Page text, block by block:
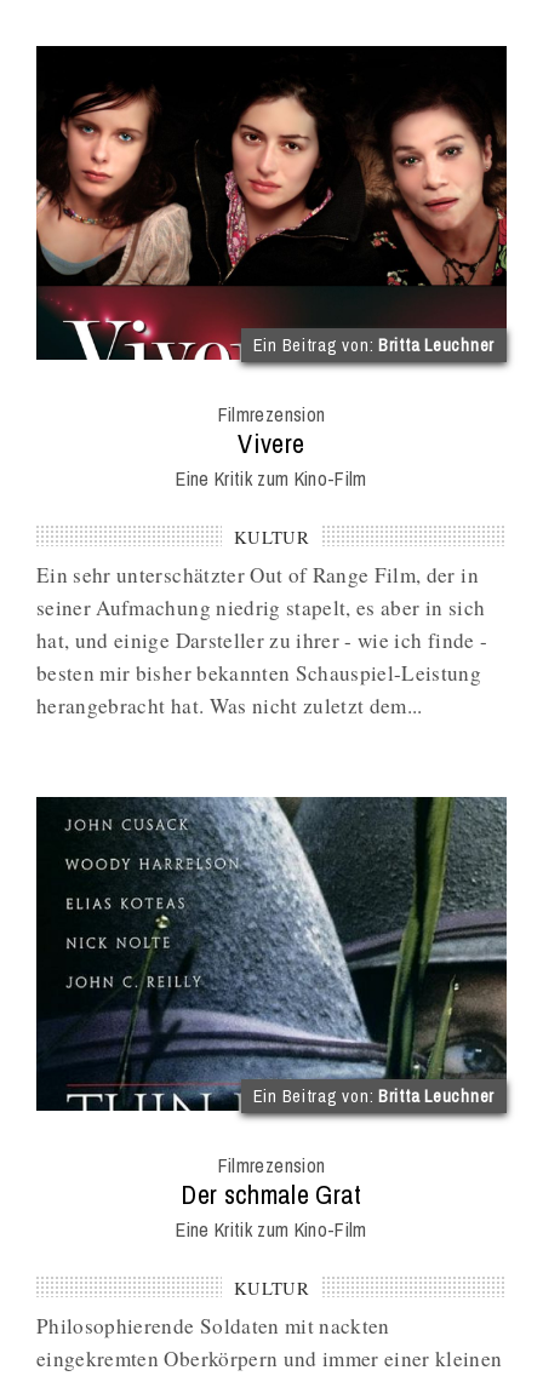
Ein Beitrag von:Britta Leuchner
Filmrezension
:
Vivere
Eine Kritik zum Kino-Film
KULTUR
Ein sehr unterschätzter Out of Range Film, der in
seiner Aufmachung niedrig stapelt, es aber in sich
hat, und einige Darsteller zu ihrer - wie ich finde -
besten mir bisher bekannten Schauspiel-Leistung
herangebracht hat. Was nicht zuletzt dem...
Ein Beitrag von:Britta Leuchner
Filmrezension
:
Der schmale Grat
Eine Kritik zum Kino-Film
KULTUR
Philosophierende Soldaten mit nackten
eingekremten Oberkörpern und immer einer kleinen